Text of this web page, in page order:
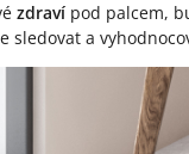
zdraví pod palcem,
sledovat a